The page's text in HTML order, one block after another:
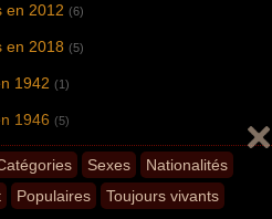
Sexes
Nationalités
Populaires Toujours vivants
en 2012 (6)
en 2018 (5)
1942 (1)
1946 (5)
1937 (2)
en 2008 (4)